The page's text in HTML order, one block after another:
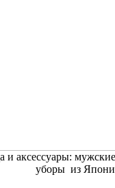
и аксессуары:
уборы из